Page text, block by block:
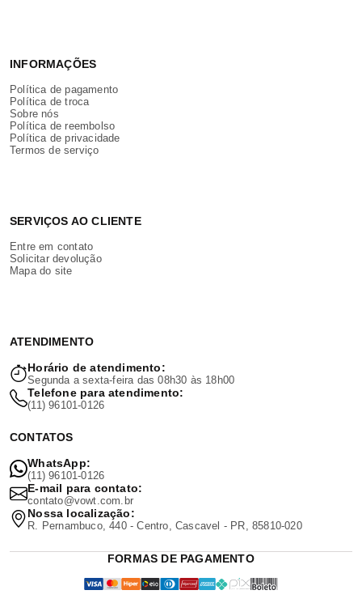
INFORMAÇÕES
Política de pagamento
Política de troca
Sobre nós
Política de reembolso
Política de privacidade
Termos de serviço
SERVIÇOS AO CLIENTE
Entre em contato
Solicitar devolução
Mapa do site
ATENDIMENTO
Horário de atendimento:
Segunda a sexta-feira das 08h30 às 18h00
Telefone para atendimento:
(11) 96101-0126
CONTATOS
WhatsApp:
(11) 96101-0126
E-mail para contato:
contato@vowt.com.br
Nossa localização:
R. Pernambuco, 440 - Centro, Cascavel - PR, 85810-020
FORMAS DE PAGAMENTO